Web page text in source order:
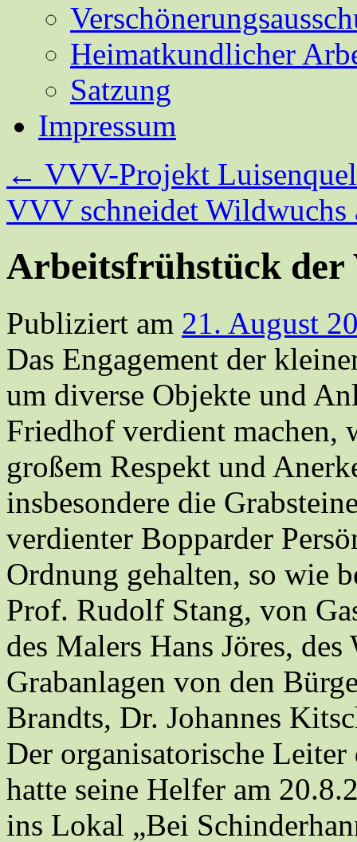
Heimatkundlicher
Satzung
Impressum
← VVV-Projekt
VVV schneidet Wildwuchs
Arbeitsfrühstück
Publiziert am 21. August
Das Engagement der
um diverse Objekte und
Friedhof verdient
großem Respekt und
insbesondere die
verdienter Bopparder
Ordnung gehalten, so wie
Prof. Rudolf Stang, von
des Malers Hans Jöres,
Grabanlagen von den
Brandts, Dr. Johannes
Der organisatorische
hatte seine Helfer am
ins Lokal „Bei